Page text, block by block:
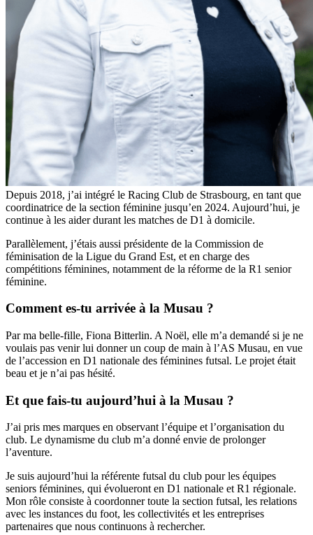
Depuis 2018, j’ai intégré le Racing Club de Strasbourg, en tant que
coordinatrice de la section féminine jusqu’en 2024. Aujourd’hui, je
continue à les aider durant les matches de D1 à domicile.
Parallèlement, j’étais aussi présidente de la Commission de
féminisation de la Ligue du Grand Est, et en charge des
compétitions féminines, notamment de la réforme de la R1 senior
féminine.
Comment es-tu arrivée à la Musau ?
Par ma belle-fille, Fiona Bitterlin. A Noël, elle m’a demandé si je ne
voulais pas venir lui donner un coup de main à l’AS Musau, en vue
de l’accession en D1 nationale des féminines futsal. Le projet était
beau et je n’ai pas hésité.
Et que fais-tu aujourd’hui à la Musau ?
J’ai pris mes marques en observant l’équipe et l’organisation du
club. Le dynamisme du club m’a donné envie de prolonger
l’aventure.
Je suis aujourd’hui la référente futsal du club pour les équipes
seniors féminines, qui évolueront en D1 nationale et R1 régionale.
Mon rôle consiste à coordonner toute la section futsal, les relations
avec les instances du foot, les collectivités et les entreprises
partenaires que nous continuons à rechercher.